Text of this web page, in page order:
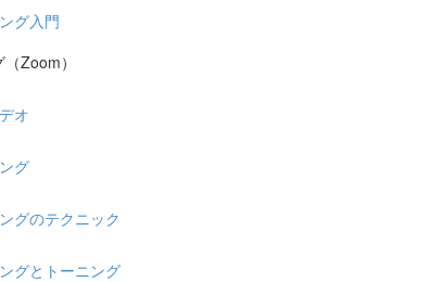
グ入門
Zoom）
オ
グ
グのテクニック
グとトーニング